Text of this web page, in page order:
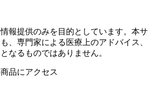
報提供のみを目的としています。本サ
、専門家による医療上のアドバイス、
なるものではありません。
品にアクセス